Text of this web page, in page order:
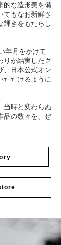
的な造形美を備
てもなお新鮮さ
輝きをもたらし
年月をかけて
りが結実したグ
、日本公式オン
ただけるように
当時と変わらぬ
品の数々を、ぜ